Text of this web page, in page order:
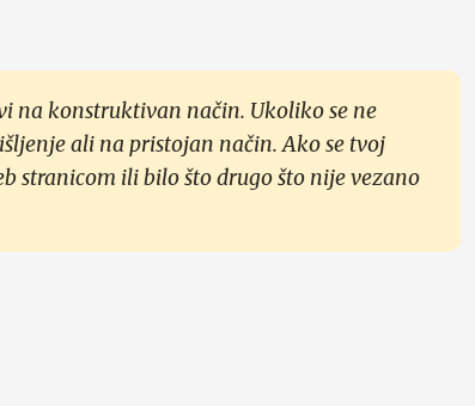
na konstruktivan način. Ukoliko se ne
ali na pristojan način. Ako se tvoj
stranicom ili bilo što drugo što nije vezano